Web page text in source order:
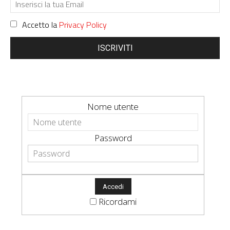
Accetto la Privacy Policy
ISCRIVITI
Nome utente
Password
Ricordami